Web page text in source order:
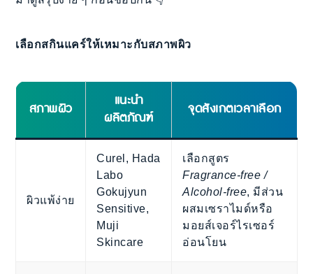
เลือกสกินแคร์ให้เหมาะกับสภาพผิว
สภาพผิว
แนะนำ
ผลิตภัณฑ์
จุดสังเกตเวลาเลือก
ผิวแพ้ง่าย
Curel, Hada
Labo
Gokujyun
Sensitive,
Muji
Skincare
เลือกสูตร
Fragrance-free /
Alcohol-free, มีส่วน
ผสมเซราไมด์หรือ
มอยส์เจอร์ไรเซอร์
อ่อนโยน